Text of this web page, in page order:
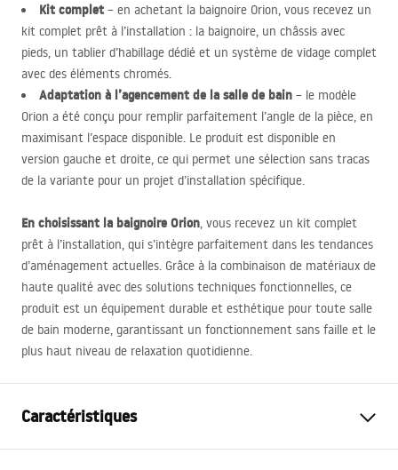
Kit complet – en achetant la baignoire Orion, vous recevez un
kit complet prêt à l’installation : la baignoire, un châssis avec
pieds, un tablier d’habillage dédié et un système de vidage complet
avec des éléments chromés.
Adaptation à l’agencement de la salle de bain – le modèle
Orion a été conçu pour remplir parfaitement l’angle de la pièce, en
maximisant l’espace disponible. Le produit est disponible en
version gauche et droite, ce qui permet une sélection sans tracas
de la variante pour un projet d’installation spécifique.
En choisissant la baignoire Orion, vous recevez un kit complet
prêt à l’installation, qui s’intègre parfaitement dans les tendances
d’aménagement actuelles. Grâce à la combinaison de matériaux de
haute qualité avec des solutions techniques fonctionnelles, ce
produit est un équipement durable et esthétique pour toute salle
de bain moderne, garantissant un fonctionnement sans faille et le
plus haut niveau de relaxation quotidienne.
Caractéristiques